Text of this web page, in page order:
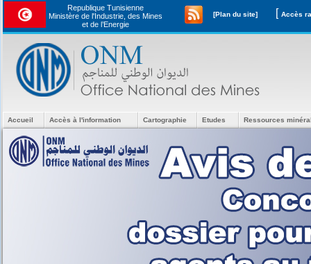
Republique Tunisienne
Ministère de l'Industrie, des Mines
et de l’Energie
[Plan du site] [
Accueil Accès à l'information Cartographie Etudes Ressources